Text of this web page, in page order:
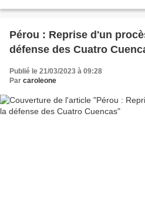
Pérou : Reprise d'un
défense des Cuatro
Publié le 21/03/2023 à 09:28
Par caroleone